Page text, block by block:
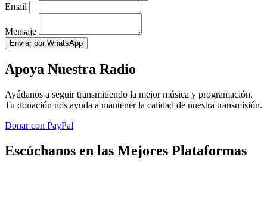
Email
Mensaje
Enviar por WhatsApp
Apoya Nuestra Radio
Ayúdanos a seguir transmitiendo la mejor música y programación.
Tu donación nos ayuda a mantener la calidad de nuestra transmisión.
Donar con PayPal
Escúchanos en las Mejores Plataformas